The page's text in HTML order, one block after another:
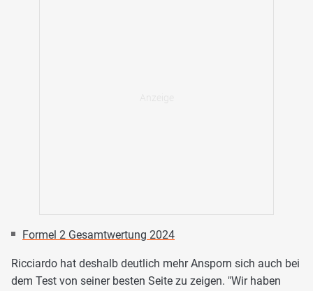
Formel 2 Gesamtwertung 2024
Ricciardo hat deshalb deutlich mehr Ansporn sich auch bei
dem Test von seiner besten Seite zu zeigen. "Wir haben